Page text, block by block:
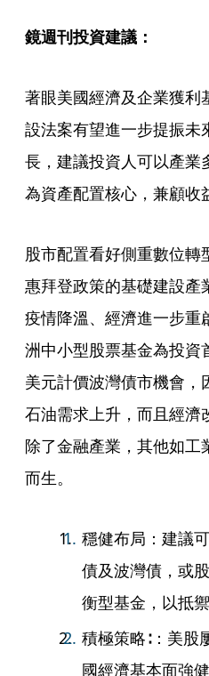
鏡週刊投資建議：
著眼美國經濟及企業獲利
設法案有望進一步提振未
長，建議投資人可以產業
為資產配置核心，兼顧收
股市配置看好側重數位
惠拜登政策的基礎建設產
疫情降溫、經濟進一步重
洲中小型股票基金為投資
美元計價波灣債市機會
石油需求上升，而且經濟
除了金融產業，其他如
而生。
穩健布局：建議
債及波灣債，或
衡型基金，以抵
積極策略∶：美股
國經濟基本面強